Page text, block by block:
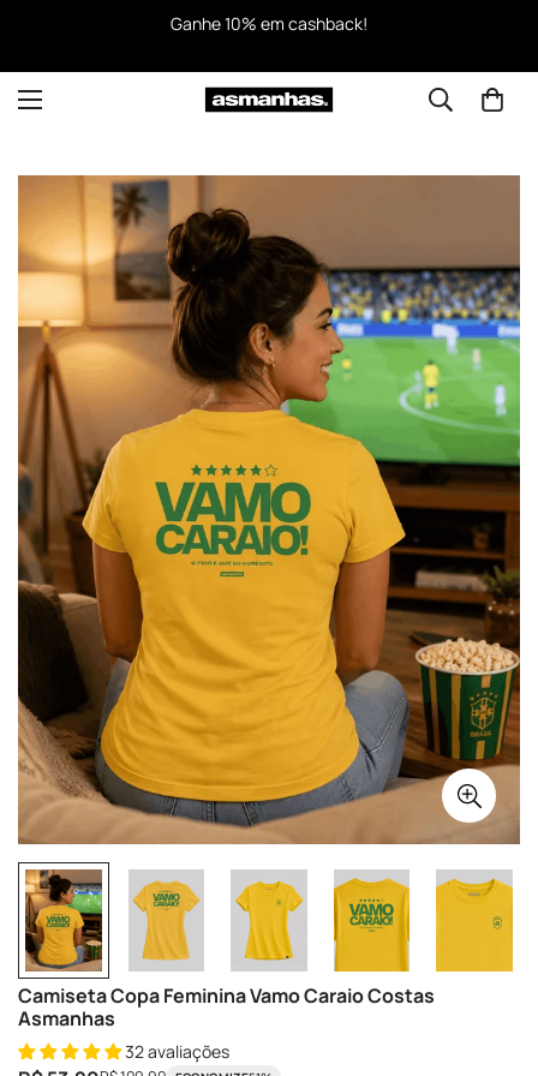
Ganhe 10% em cashback!
Camiseta Copa Feminina Vamo Caraio Costas
Asmanhas
32 avaliações